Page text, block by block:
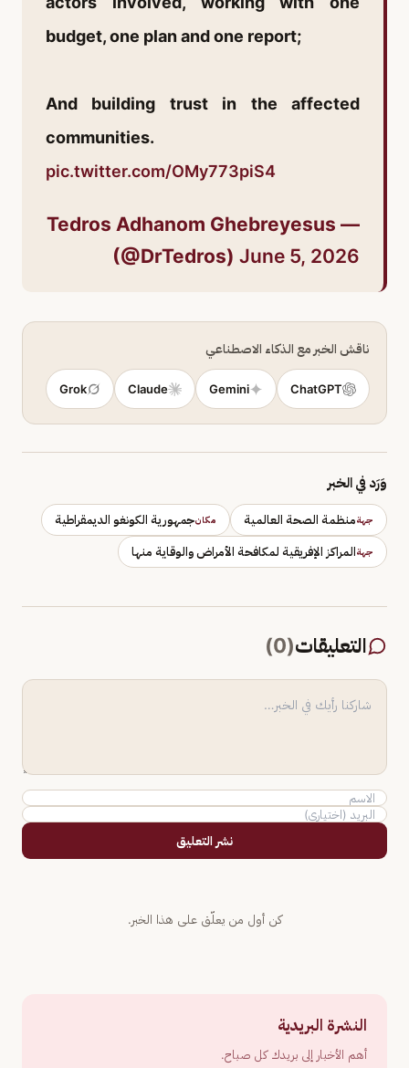
budget, one plan and one report;
And building trust in the affected
communities.
pic.twitter.com/OMy773piS4
— Tedros Adhanom Ghebreyesus
(@DrTedros) June 5, 2026
ناقش الخبر مع الذكاء الاصطناعي
ChatGPT
Gemini
Claude
Grok
وَرَد في الخبر
جهةمنظمة الصحة العالمية مكانجمهورية الكونغو الديمقراطية
جهةالمراكز الإفريقية لمكافحة الأمراض والوقاية منها
التعليقات(
0
)
نشر التعليق
كن أول من يعلّق على هذا الخبر.
النشرة البريدية
أهم الأخبار إلى بريدك كل صباح.